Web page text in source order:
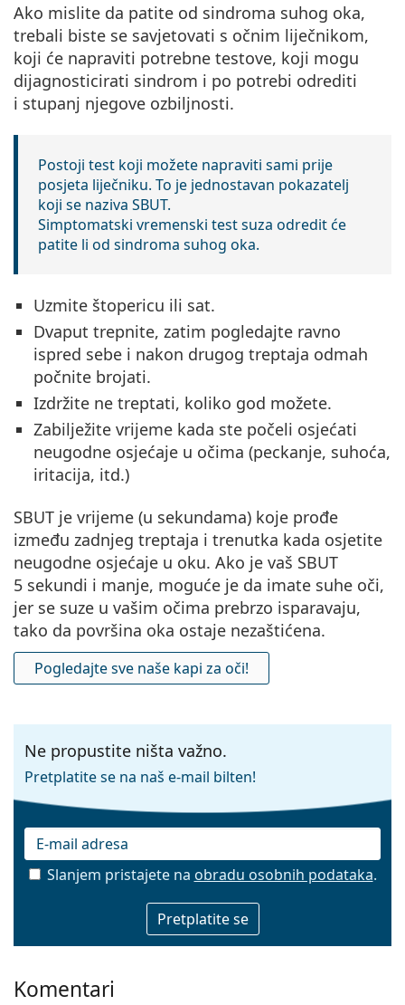
Ako mislite da patite od sindroma suhog oka,
trebali biste se savjetovati s očnim liječnikom,
koji će napraviti potrebne testove, koji mogu
dijagnosticirati sindrom i po potrebi odrediti
i stupanj njegove ozbiljnosti.
Postoji test koji možete napraviti sami prije
posjeta liječniku. To je jednostavan pokazatelj
koji se naziva SBUT.
Simptomatski vremenski test suza odredit će
patite li od sindroma suhog oka.
Uzmite štopericu ili sat.
Dvaput trepnite, zatim pogledajte ravno
ispred sebe i nakon drugog treptaja odmah
počnite brojati.
Izdržite ne treptati, koliko god možete.
Zabilježite vrijeme kada ste počeli osjećati
neugodne osjećaje u očima (peckanje, suhoća,
iritacija, itd.)
SBUT je vrijeme (u sekundama) koje prođe
između zadnjeg treptaja i trenutka kada osjetite
neugodne osjećaje u oku. Ako je vaš SBUT
5 sekundi i manje, moguće je da imate suhe oči,
jer se suze u vašim očima prebrzo isparavaju,
tako da površina oka ostaje nezaštićena.
Pogledajte sve naše kapi za oči!
Ne propustite ništa važno.
Pretplatite se na naš e-mail bilten!
Slanjem pristajete na obradu osobnih podataka.
Komentari